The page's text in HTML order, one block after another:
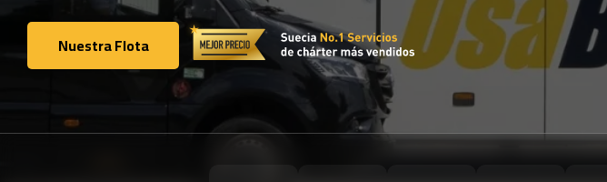
Nuestra Flota
Nuestra Flota